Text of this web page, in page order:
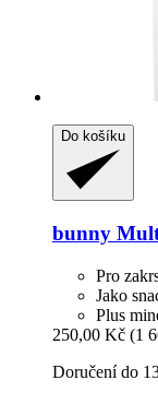
Do košíku
bunny
Pro
Jako
Plus
250,00 Kč (1
Doručení do